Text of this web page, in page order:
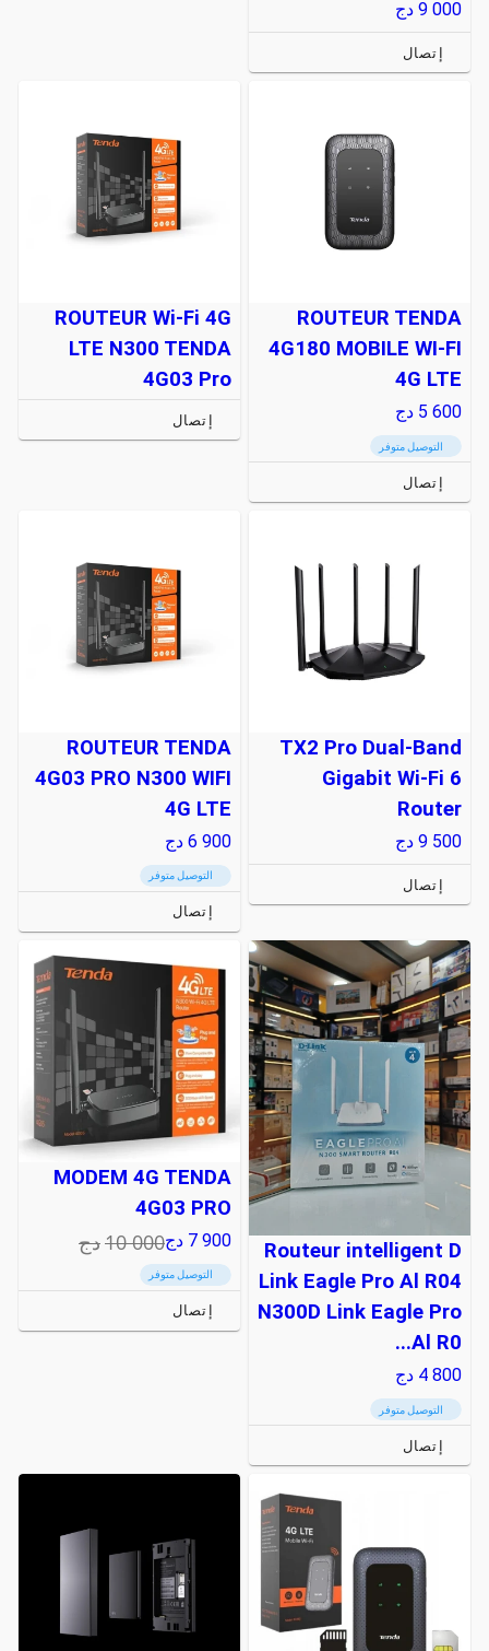
9 000 دج
إتصال
ROUTEUR TENDA
4G180 MOBILE WI-FI
4G LTE
5 600 دج
التوصيل متوفر
إتصال
ROUTEUR Wi-Fi 4G
LTE N300 TENDA
4G03 Pro
إتصال
TX2 Pro Dual-Band
Gigabit Wi-Fi 6
Router
9 500 دج
إتصال
ROUTEUR TENDA
4G03 PRO N300 WIFI
4G LTE
6 900 دج
التوصيل متوفر
إتصال
Routeur intelligent D
Link Eagle Pro Al R04
N300D Link Eagle Pro
Al R0...
4 800 دج
التوصيل متوفر
إتصال
MODEM 4G TENDA
4G03 PRO
7 900 دج10 000دج
التوصيل متوفر
إتصال